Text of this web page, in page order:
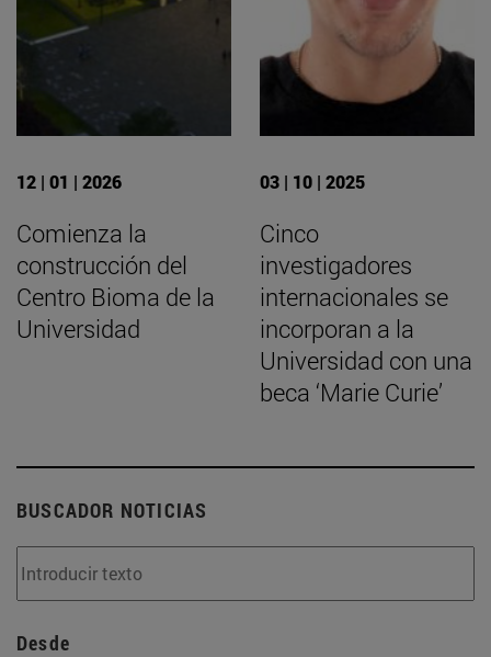
12 | 01 | 2026
Comienza la
construcción del
Centro Bioma de la
Universidad
03 | 10 | 2025
Cinco
investigadores
internacionales se
incorporan a la
Universidad con una
beca ‘Marie Curie’
BUSCADOR NOTICIAS
Desde